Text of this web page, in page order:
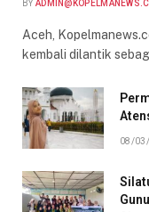
BY
Aceh,
kembali dilantik
08/